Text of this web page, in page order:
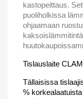
kastopeittaus.
puoliholkissa
ohjaamaan
Tislauslaite
Tällaisissa
%